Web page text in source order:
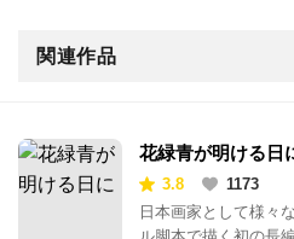
関連作品
花緑青が明ける日
3.8
1173
日本画家として様々